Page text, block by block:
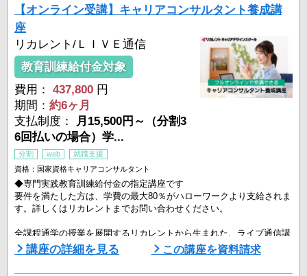
【オンライン受講】キャリアコンサルタント養成講
座
リカレント/ＬＩＶＥ通信
教育訓練給付金対象
費用：
437,800 円
期間： 約6ヶ月
支払制度：
月15,500円～（分割3
6回払いの場合）学...
分割 web
就職支援
資格：国家資格キャリアコンサルタント
◆専門実践教育訓練給付金の指定講座です
要件を満たした方は、学費の最大80％がハローワークより支給されま
す。詳しくはリカレントまでお問い合わせください。
全課程通学の授業を展開するリカレントから生まれた、ライブ通信講
座です。「国家資格キャリアコンサルタント」に対応しています。
講座の詳細を見る この講座を資料請求